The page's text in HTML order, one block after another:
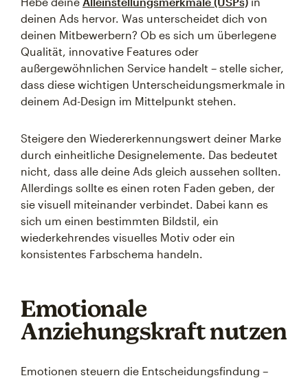
deinen Ads hervor. Was unterscheidet dich von
deinen Mitbewerbern? Ob es sich um überlegene
Qualität, innovative Features oder
außergewöhnlichen Service handelt – stelle sicher,
dass diese wichtigen Unterscheidungsmerkmale in
deinem Ad-Design im Mittelpunkt stehen.
Steigere den Wiedererkennungswert deiner Marke
durch einheitliche Designelemente. Das bedeutet
nicht, dass alle deine Ads gleich aussehen sollten.
Allerdings sollte es einen roten Faden geben, der
sie visuell miteinander verbindet. Dabei kann es
sich um einen bestimmten Bildstil, ein
wiederkehrendes visuelles Motiv oder ein
konsistentes Farbschema handeln.
Emotionale
Anziehungskraft nutzen
Emotionen steuern die Entscheidungsfindung –